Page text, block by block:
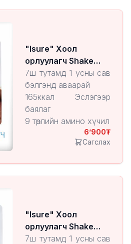
"Isure" Хоол
орлуулагч Shake
Sweet Potato
7ш тутамд 1 усны сав
бэлгэнд аваарай
165ккал Эслэгээр
баялаг
9 төрлийн амино хүчил
Амтат төмсний
нунтгаар баялаг
6’900
Сагслах
"Isure" Хоол
орлуулагч Shake
Strawberry
7ш тутамд 1 усны сав